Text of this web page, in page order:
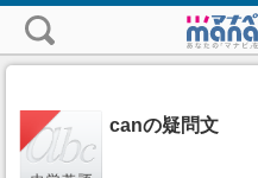
canの疑問文